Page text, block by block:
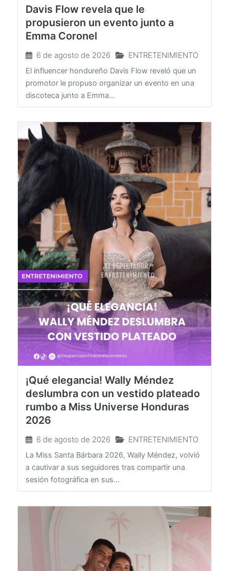
Davis Flow revela que le
propusieron un evento junto a
Emma Coronel
6 de agosto de 2026 ENTRETENIMIENTO
El influencer hondureño Davis Flow reveló que un
promotor le propuso organizar un evento en una
discoteca junto a Emma...
¡Qué elegancia! Wally Méndez
deslumbra con un vestido plateado
rumbo a Miss Universe Honduras
2026
6 de agosto de 2026 ENTRETENIMIENTO
La Miss Santa Bárbara 2026, Wally Méndez, volvió
a cautivar a sus seguidores tras compartir una
sesión fotográfica en sus...